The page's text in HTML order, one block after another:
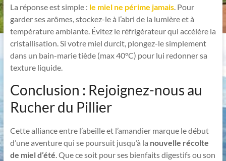
La réponse est simple : le miel ne périme jamais. Pour
garder ses arômes, stockez-le à l’abri de la lumière et à
température ambiante. Évitez le réfrigérateur qui accélère la
cristallisation. Si votre miel durcit, plongez-le simplement
dans un bain-marie tiède (max 40°C) pour lui redonner sa
texture liquide.
Conclusion : Rejoignez-nous au
Rucher du Pillier
Cette alliance entre l’abeille et l’amandier marque le début
d’une aventure qui se poursuit jusqu’à la nouvelle récolte
de miel d’été. Que ce soit pour ses bienfaits digestifs ou son